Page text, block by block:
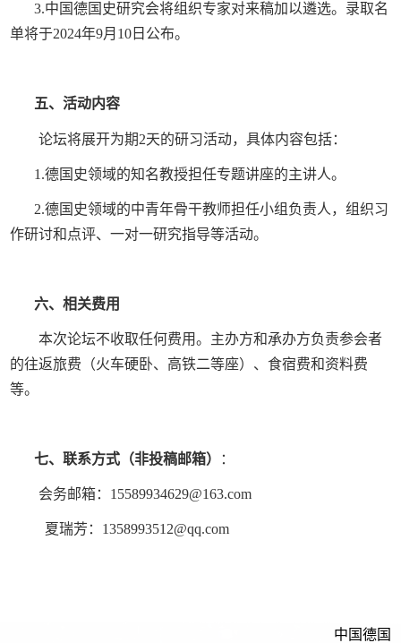
3.中国德国史研究会将组织专家对来稿加以遴选。录取名
单将于2024年9月 10 日公布。
五、活动内容
论坛将展开为期2天的研习活动，具体内容包括：
1.德国史领域的知名教授担任专题讲座的主讲人。
2.德国史领域的中青年骨干教师担任小组负责人，组织习
作研讨和点评、一对一研究指导等活动。
六、相关费用
本次论坛不收取任何费用。主办方和承办方负责参会者
的往返旅费（火车硬卧、高铁二等座）、食宿费和资料费
等。
七、联系方式（非投稿邮箱） ：
会务邮箱： 15589934629@163.com
夏瑞芳： 1358993512@qq.com
中国德国